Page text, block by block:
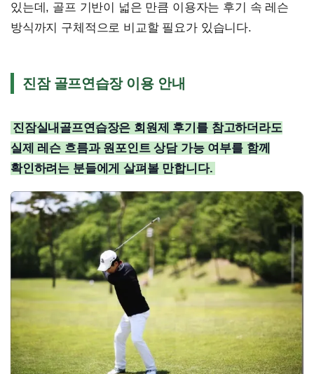
있는데, 골프 기반이 넓은 만큼 이용자는 후기 속 레슨
방식까지 구체적으로 비교할 필요가 있습니다.
진잠 골프연습장 이용 안내
진잠실내골프연습장은 회원제 후기를 참고하더라도
실제 레슨 흐름과 원포인트 상담 가능 여부를 함께
확인하려는 분들에게 살펴볼 만합니다.